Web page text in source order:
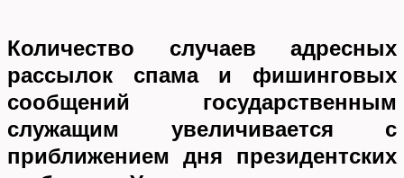
Количество случаев адресных
рассылок спама и фишинговых
сообщений государственным
служащим увеличивается с
приближением дня президентских